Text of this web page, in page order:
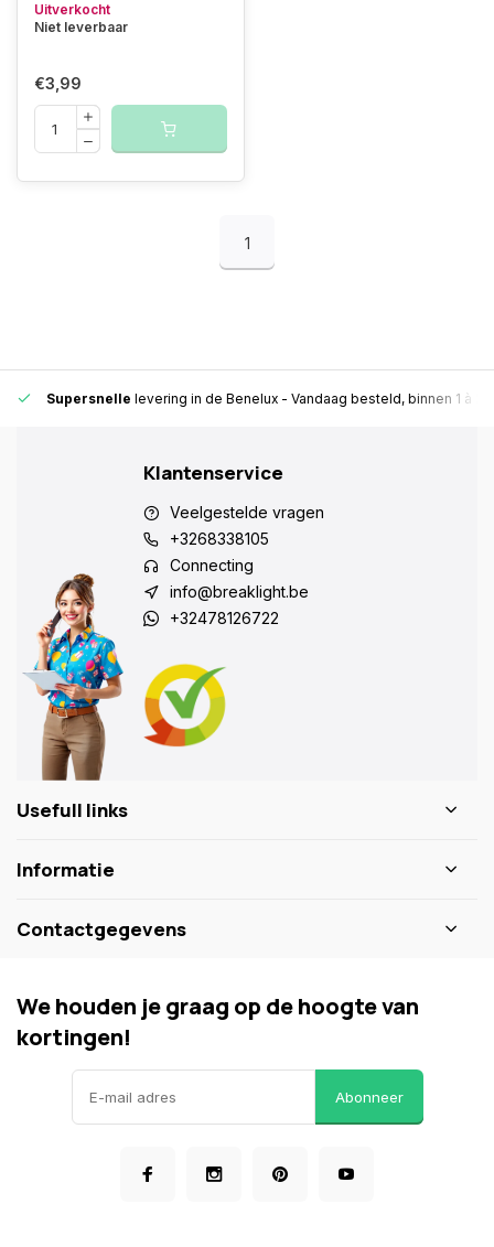
Uitverkocht
Niet leverbaar
€3,99
1
Supersnelle levering in de Benelux - Vandaag besteld, binnen 1 à 2
Klantenservice
Veelgestelde vragen
+3268338105
Connecting
info@breaklight.be
+32478126722
Usefull links
Informatie
Contactgegevens
We houden je graag op de hoogte van
kortingen!
Abonneer